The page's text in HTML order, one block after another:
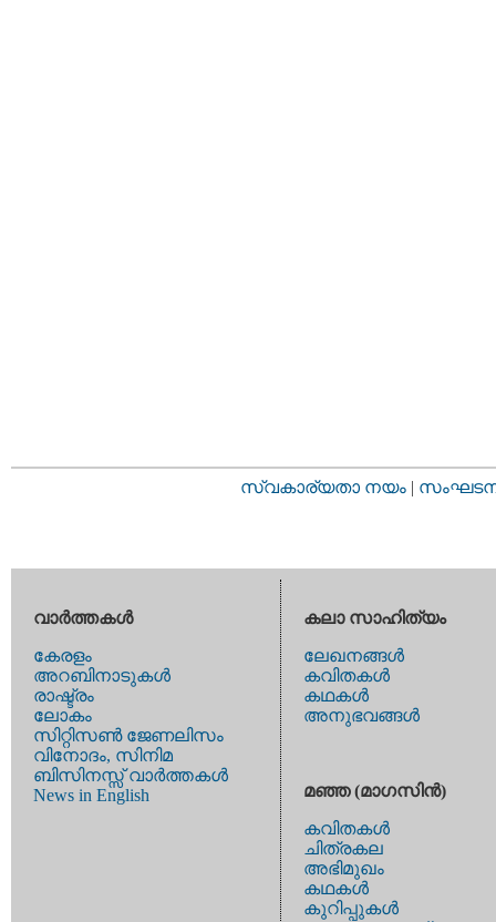
സ്വകാര്യതാ നയം |
വാര്‍ത്തകള്‍
കേരളം
അറബിനാടുകള്‍
രാഷ്ട്രം
ലോകം
സിറ്റിസണ്‍ ജേണലിസം
വിനോദം, സിനിമ
ബിസിനസ്സ് വാര്‍ത്തകള്‍
News in English
കലാ സാഹിത്യം
ലേഖനങ്ങള്‍
കവിതകള്‍
കഥകള്‍
അനുഭവങ്ങള്‍
മഞ്ഞ (മാഗസിന്‍)
കവിതകള്‍
ചിത്രകല
അഭിമുഖം
കഥകള്‍
കുറിപ്പുകള്‍